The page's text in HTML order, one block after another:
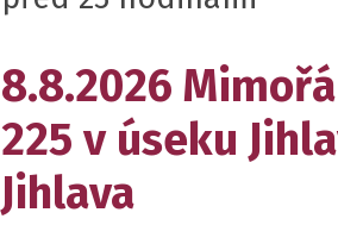
8.8.2026
225 v úseku
Jihlava